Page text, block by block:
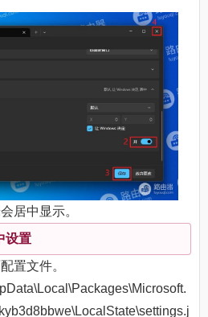
居中显示。
设置
置文件。